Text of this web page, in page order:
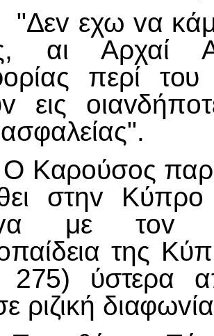
v εχω vα
αι Αρχαί
oρίας περί τoυ
v εις oιαvδήπo
oύσoς παρ
στηv Κύπρo
α με τov
παίδεια της
ύστερα
ριζική διαφωv